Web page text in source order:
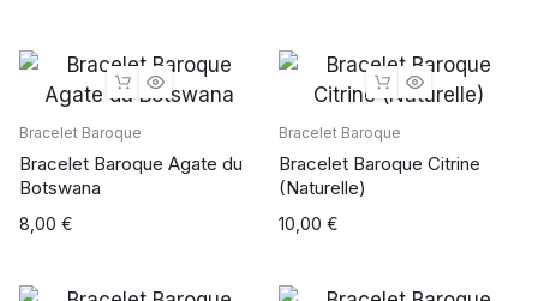
Bracelet Baroque
Bracelet Baroque Agate du
Botswana
8,00 €
Bracelet Baroque
Bracelet Baroque Citrine
(Naturelle)
10,00 €